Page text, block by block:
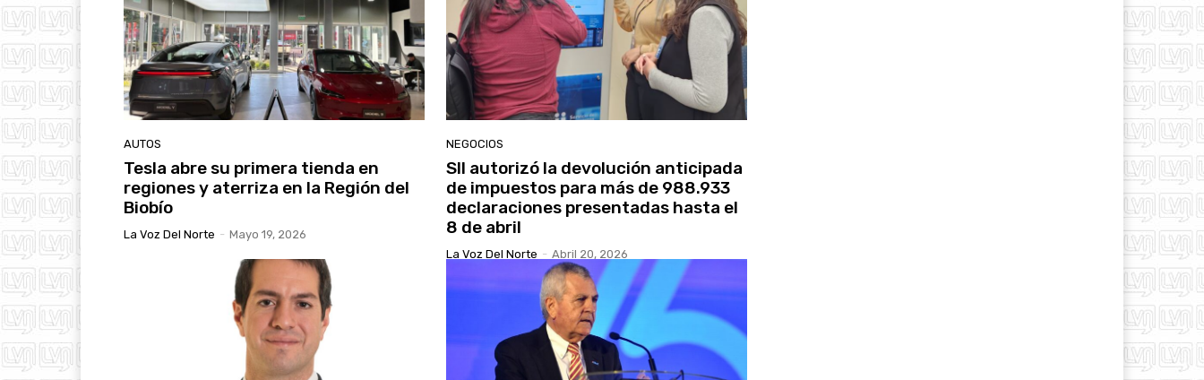
AUTOS
Tesla abre su primera tienda en
regiones y aterriza en la Región del
Biobío
La Voz Del Norte - Mayo 19, 2026
NEGOCIOS
SII autorizó la devolución anticipada
de impuestos para más de 988.933
declaraciones presentadas hasta el
8 de abril
La Voz Del Norte - Abril 20, 2026